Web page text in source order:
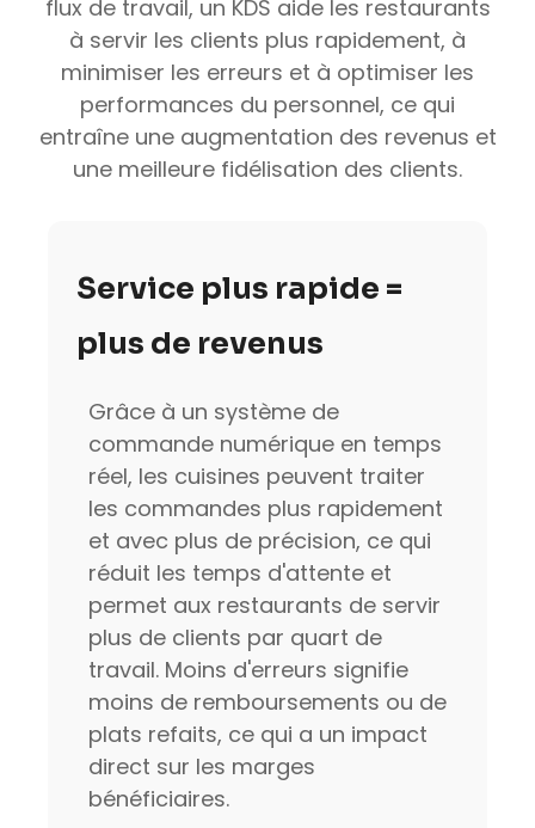
flux de travail, un KDS aide les restaurants
à servir les clients plus rapidement, à
minimiser les erreurs et à optimiser les
performances du personnel, ce qui
entraîne une augmentation des revenus et
une meilleure fidélisation des clients.
Service plus rapide =
plus de revenus
Grâce à un système de
commande numérique en temps
réel, les cuisines peuvent traiter
les commandes plus rapidement
et avec plus de précision, ce qui
réduit les temps d'attente et
permet aux restaurants de servir
plus de clients par quart de
travail. Moins d'erreurs signifie
moins de remboursements ou de
plats refaits, ce qui a un impact
direct sur les marges
bénéficiaires.